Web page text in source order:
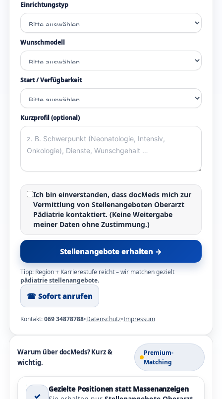
Einrichtungstyp
Wunschmodell
Start / Verfügbarkeit
Kurzprofil (optional)
Ich bin einverstanden, dass docMeds mich zur
Vermittlung von Stellenangeboten Oberarzt
Pädiatrie kontaktiert. (Keine Weitergabe
meiner Daten ohne Zustimmung.)
Stellenangebote erhalten →
Tipp: Region + Karrierestufe reicht – wir matchen gezielt
pädiatrie stellenangebote.
☎︎ Sofort anrufen
Kontakt:069 34878788•Datenschutz•Impressum
Warum über docMeds? Kurz &
wichtig.
Premium-
Matching
✓
Gezielte Positionen statt Massenanzeigen